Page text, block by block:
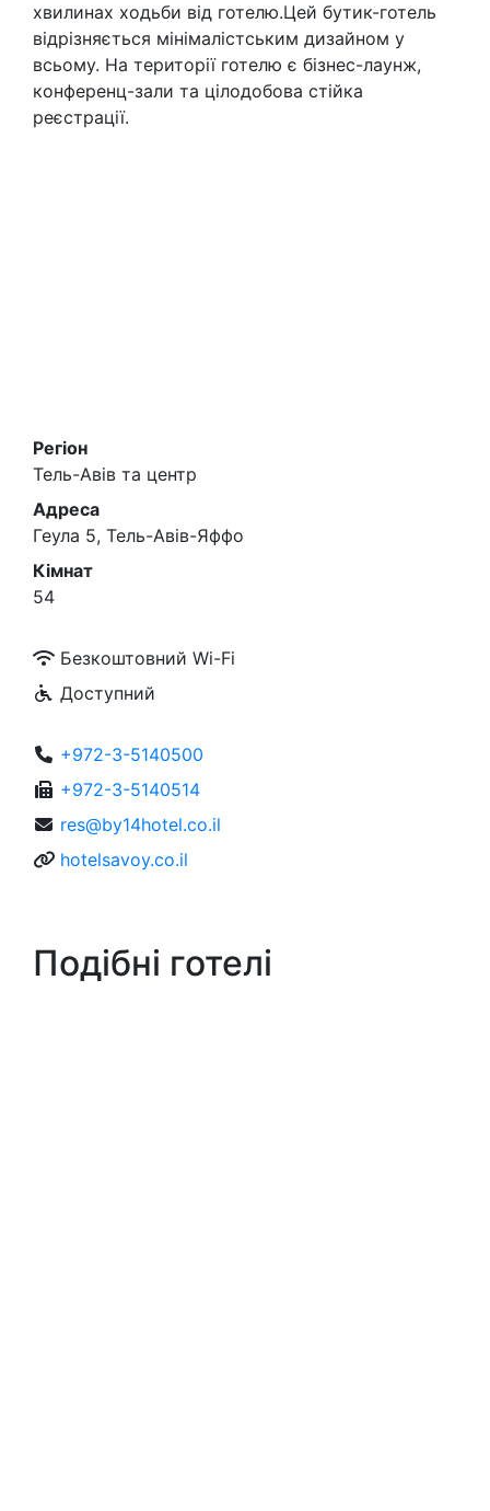
хвилинах ходьби від готелю.Цей бутик-готель
відрізняється мінімалістським дизайном у
всьому. На території готелю є бізнес-лаунж,
конференц-зали та цілодобова стійка
реєстрації.
Регіон
Тель-Авів та центр
Адреса
Геула 5, Тель-Авів-Яффо
Кімнат
54
Безкоштовний Wi-Fi
Доступний
+972-3-5140500
+972-3-5140514
res@by14hotel.co.il
hotelsavoy.co.il
Подібні готелі